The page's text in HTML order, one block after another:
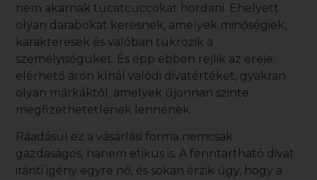
nem akarnak tucatcuccokat hordani. Ehelyett
olyan darabokat keresnek, amelyek minőségiek,
karakteresek és valóban tükrözik a
személyiségüket. És épp ebben rejlik az ereje:
elérhető áron kínál valódi divatértéket, gyakran
olyan márkáktól, amelyek újonnan szinte
megfizethetetlenek lennének.
Ráadásul ez a vásárlási forma nemcsak
gazdaságos, hanem etikus is. A fenntartható divat
iránti igény egyre nő, és sokan érzik úgy, hogy a